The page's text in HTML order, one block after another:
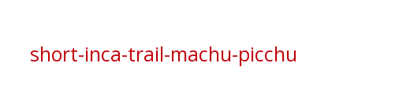
short-inca-trail-machu-picchu